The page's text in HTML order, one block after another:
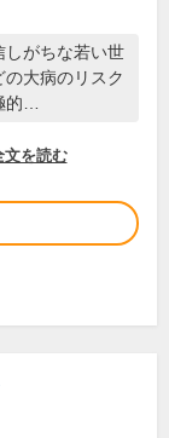
しがちな若い世
大病のリスク
的…
文を読む